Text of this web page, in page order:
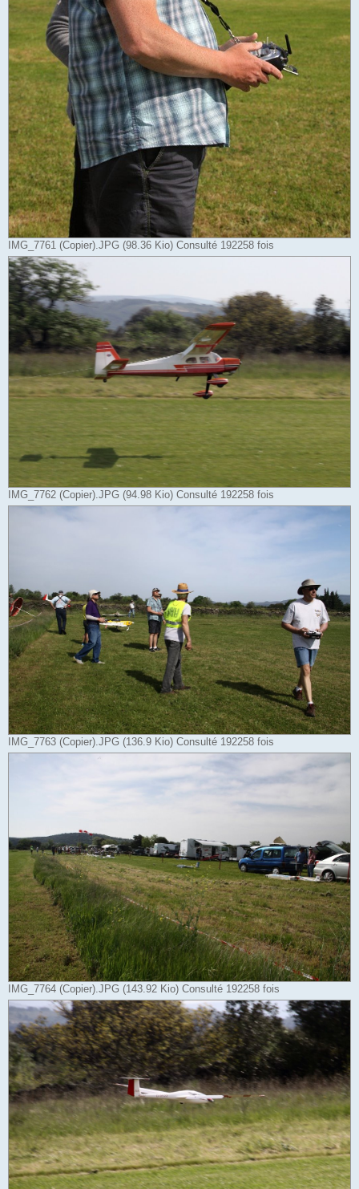
IMG_7761 (Copier).JPG (98.36 Kio) Consulté 192258 fois
IMG_7762 (Copier).JPG (94.98 Kio) Consulté 192258 fois
IMG_7763 (Copier).JPG (136.9 Kio) Consulté 192258 fois
IMG_7764 (Copier).JPG (143.92 Kio) Consulté 192258 fois